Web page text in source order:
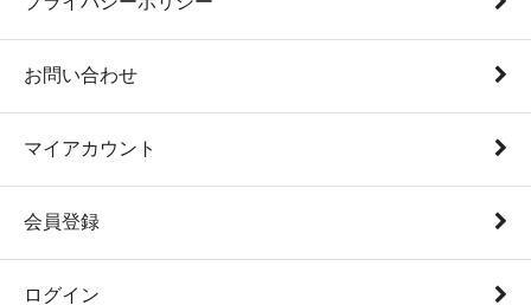
お問い合わせ
マイアカウント
会員登録
ログイン